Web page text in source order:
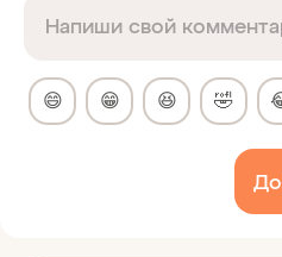
😄 😁 😆 🤣